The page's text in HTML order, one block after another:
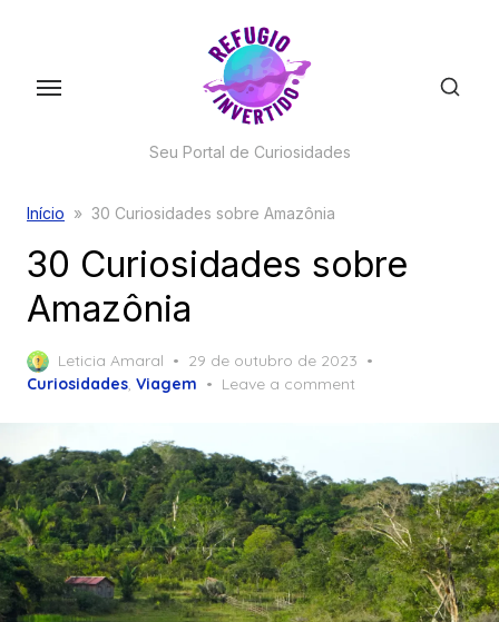
Seu Portal de Curiosidades
Início » 30 Curiosidades sobre Amazônia
30 Curiosidades sobre
Amazônia
Leticia Amaral
Posted
on
29 de outubro de 2023
Curiosidades, Viagem Leave a comment